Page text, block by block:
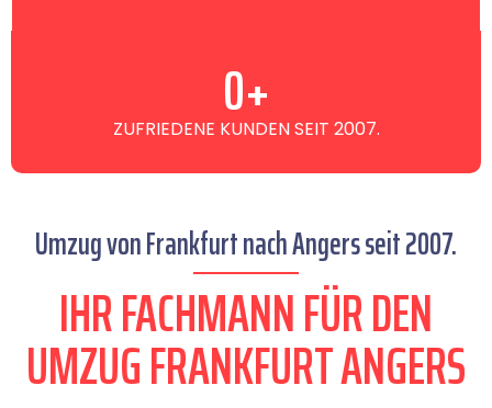
ZUFRIEDENE KUNDEN SEIT 2007.
0+
Umzug von Frankfurt nach Angers seit 2007.
IHR FACHMANN FÜR DEN
UMZUG FRANKFURT ANGERS